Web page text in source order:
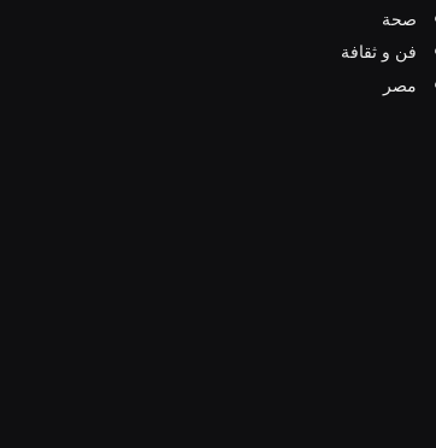
صحة
فن و ثقافة
مصر